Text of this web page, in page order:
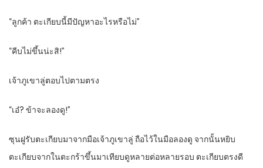
“ลูกค้า ตะเกียบนี้มีปัญหาอะไรหรือไม่”
“คีบไม่ขึ้นน่ะสิ!”
เจ้าภูเขาลู่ตอบไปตามตรง
“เอ๋? ข้าจะลองดู!”
ซุนฝูรับตะเกียบมาจากมือเจ้าภูเขาลู่ ถือไว้ในมือลองดู จากนั้นหยิบ
ตะเกียบจากในตะกร้าขึ้นมาเทียบดูหลายต่อหลายรอบ ตะเกียบตรงดี